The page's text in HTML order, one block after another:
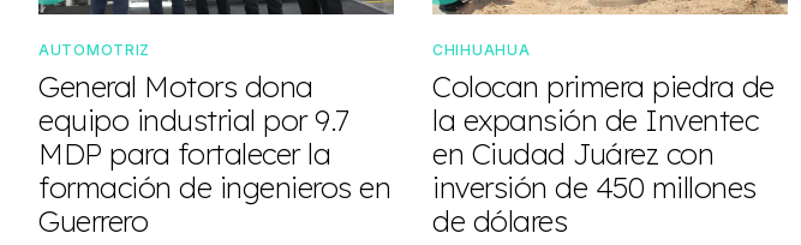
AUTOMOTRIZ
General Motors dona
equipo industrial por 9.7
MDP para fortalecer la
formación de ingenieros en
Guerrero
CHIHUAHUA
Colocan primera piedra de
la expansión de Inventec
en Ciudad Juárez con
inversión de 450 millones
de dólares